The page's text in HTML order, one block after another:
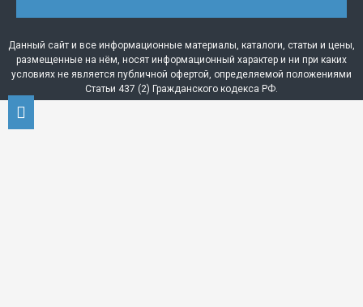
Данный сайт и все информационные материалы, каталоги, статьи и цены,
размещенные на нём, носят информационный характер и ни при каких
условиях не является публичной офертой, определяемой положениями
Статьи 437 (2) Гражданского кодекса РФ.